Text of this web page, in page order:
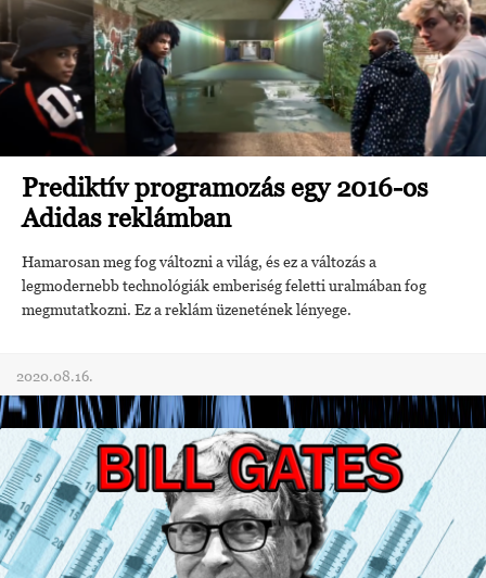
Prediktív programozás egy 2016-os
Adidas reklámban
Hamarosan meg fog változni a világ, és ez a változás a
legmodernebb technológiák emberiség feletti uralmában fog
megmutatkozni. Ez a reklám üzenetének lényege.
2020.08.16.